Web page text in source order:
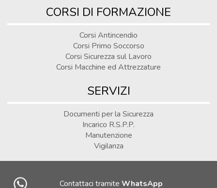
CORSI DI FORMAZIONE
Corsi Antincendio
Corsi Primo Soccorso
Corsi Sicurezza sul Lavoro
Corsi Macchine ed Attrezzature
SERVIZI
Documenti per la Sicurezza
Incarico R.S.P.P.
Manutenzione
Vigilanza
Contattaci tramite WhatsApp